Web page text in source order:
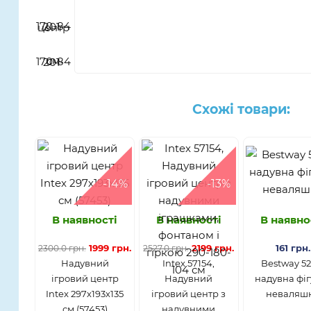
Схожі товари:
-14%
В наявності
2300.0 грн. 1999 грн.
Надувний
ігровий центр
Intex 297х193х135
-13%
В наявності
2527.0 грн. 2199 грн.
Intex 57154,
Надувний
ігровий центр з
В
161 грн.
Bestway
надувна